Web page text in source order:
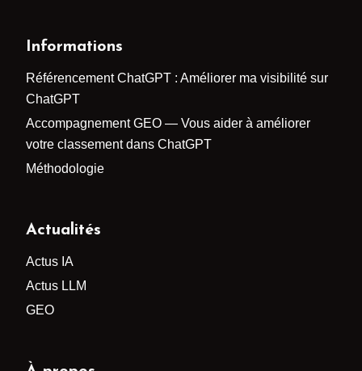
Référencement ChatGPT : Améliorer ma visibilité sur
ChatGPT
Accompagnement GEO — Vous aider à améliorer
Actus IA